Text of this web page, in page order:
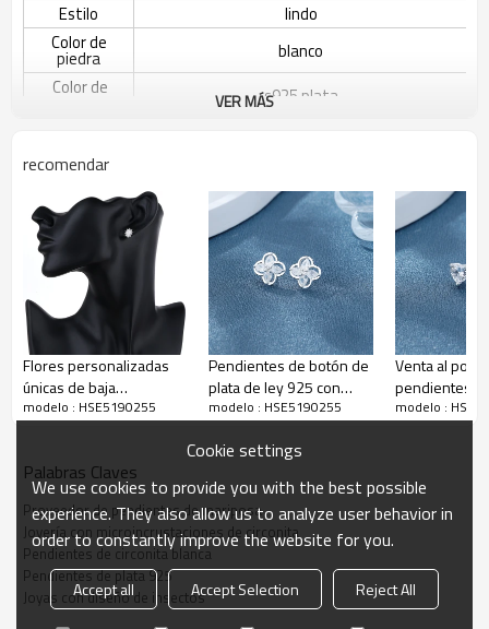
Estilo
lindo
Color de
piedra
blanco
Color de
s925 plata
Descripción de los delicados pendientes de animales
VER MÁS
recomendar
Flores personalizadas
únicas de baja
sensibilidad joyas de
modelo : HSE5190255
Pendientes de botón de
plata de ley 925 con
flores blancas y circonita
mayor
modelo : HSE5190255
Venta al por
pendientes
ley 925 para
modelo :
Palabras Claves
Proveedor de pendientes de mariposa
Joyería con microincrustaciones de circonita
Pendientes de circonita blanca
Pendientes de plata 925
Joyas con diseño de insectos
Cookie settings
We use cookies to provide you with the best possible
experience. They also allow us to analyze user behavior in
order to constantly improve the website for you.
Accept all Accept Selection
Reject All